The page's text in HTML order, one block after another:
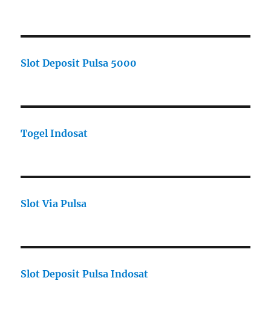
Slot Deposit Pulsa 5000
Togel Indosat
Slot Via Pulsa
Slot Deposit Pulsa Indosat